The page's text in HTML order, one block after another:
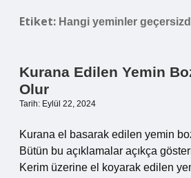
Etiket: Hangi yeminler
Kurana Edilen Yemin
Olur
Tarih: Eylül 22, 2024
Kurana el basarak edilen yemin
Bütün bu açıklamalar açıkça
Kerim üzerine el koyarak edilen